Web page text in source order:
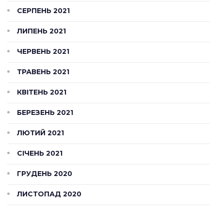
СЕРПЕНЬ 2021
ЛИПЕНЬ 2021
ЧЕРВЕНЬ 2021
ТРАВЕНЬ 2021
КВІТЕНЬ 2021
БЕРЕЗЕНЬ 2021
ЛЮТИЙ 2021
СІЧЕНЬ 2021
ГРУДЕНЬ 2020
ЛИСТОПАД 2020